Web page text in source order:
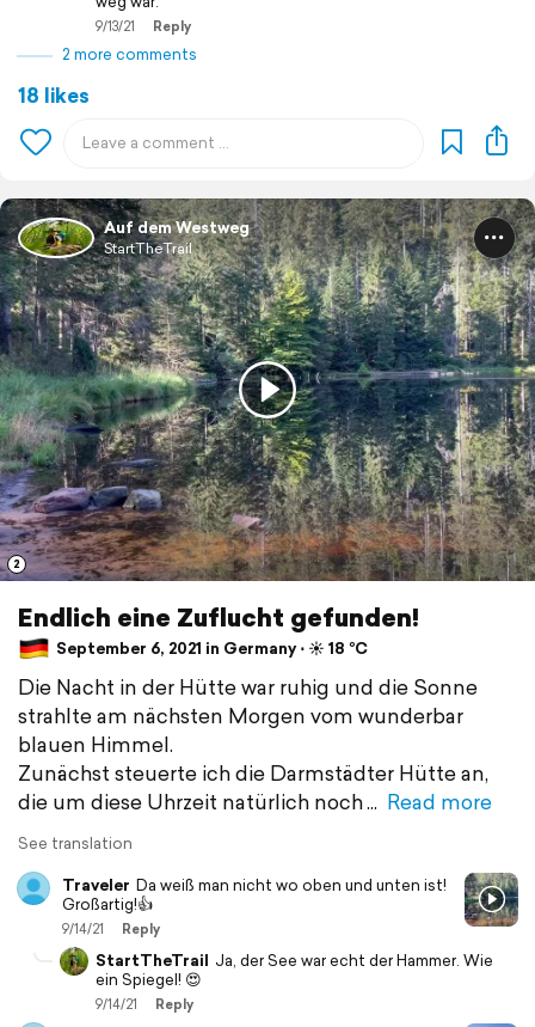
9/13/21 Reply
2 more comments
18 likes
Auf dem Westweg
StartTheTrail
2
Endlich eine Zuflucht gefunden!
September 6, 2021 in Germany ⋅ ☀️ 18 °C
Die Nacht in der Hütte war ruhig und die Sonne
strahlte am nächsten Morgen vom wunderbar
blauen Himmel.
Zunächst steuerte ich die Darmstädter Hütte an,
die um diese Uhrzeit natürlich noch
Read more
See translation
Traveler Da weiß man nicht wo oben und unten ist!
Großartig!👍
9/14/21 Reply
StartTheTrail Ja, der See war echt der Hammer. Wie
ein Spiegel! 😍
9/14/21 Reply